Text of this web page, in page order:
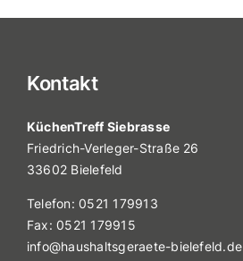
Kontakt
KüchenTreff Siebrasse
Friedrich-Verleger-Straße 26
33602 Bielefeld
Telefon:0521 179913
Fax: 0521 179915
info@haushaltsgeraete-bielefeld.de